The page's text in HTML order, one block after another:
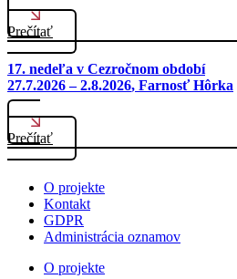
Prečítať
17. nedeľa v Cezročnom období
27.7.2026 – 2.8.2026, Farnosť Hôrka
Prečítať
O projekte
Kontakt
GDPR
Administrácia oznamov
O projekte